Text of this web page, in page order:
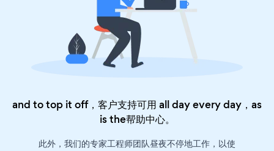
and to top it off，客户支持可用 all day every day，as
is the帮助中心。
此外，我们的专家工程师团队昼夜不停地工作，以使